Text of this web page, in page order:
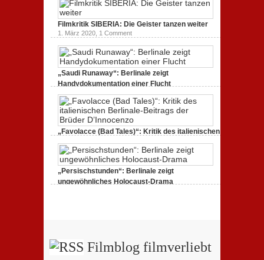
1. März 2020,2 Comments
Filmkritik SIBERIA: Die Geister tanzen weiter
1. März 2020, 1 Comment
„Saudi Runaway“: Berlinale zeigt
Handydokumentation einer Flucht
„Favolacce (Bad Tales)“: Kritik des italienischen
Berlinale-Beitrags der Brüder D’Innocenzo
25. Februar 2020,2 Comments
„Persischstunden“: Berlinale zeigt
ungewöhnliches Holocaust-Drama
Filmblog filmverliebt